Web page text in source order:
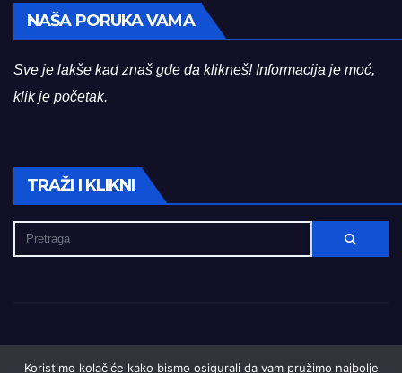
NAŠA PORUKA VAMA
Sve je lakše kad znaš gde da klikneš! Informacija je moć,
klik je početak.
TRAŽI I KLIKNI
Koristimo kolačiće kako bismo osigurali da vam pružimo najbolje